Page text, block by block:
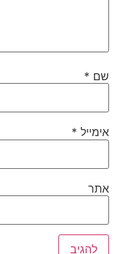
שם *
אימייל *
אתר